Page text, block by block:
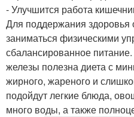
- Улучшится работа
Для поддержания здоровья
заниматься физическими
сбалансированное
железы полезна диета с
жирного, жареного и
подойдут легкие блюда,
много воды, а также